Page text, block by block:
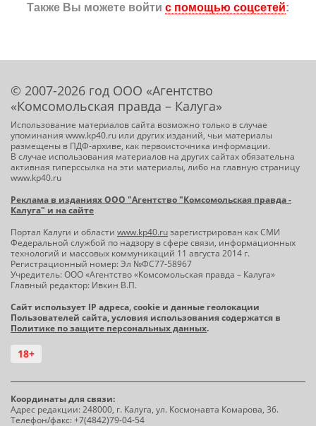
Также Вы можете войти с помощью соцсетей:
© 2007-2026 год ООО «Агентство
«Комсомольская правда – Калуга»
Использование материалов сайта возможно только в случае
упоминания www.kp40.ru или других изданий, чьи материалы
размещены в ПДФ-архиве, как первоисточника информации.
В случае использования материалов на других сайтах обязательна
активная гиперссылка на эти материалы, либо на главную страницу
www.kp40.ru
Реклама в изданиях ООО "Агентство "Комсомольская правда -
Калуга" и на сайте
Портал Калуги и области www.kp40.ruзарегистрирован как СМИ
Федеральной службой по надзору в сфере связи, информационных
технологий и массовых коммуникаций 11 августа 2014 г.
Регистрационный номер: Эл №ФС77-58967
Учредитель: ООО «Агентство «Комсомольская правда – Калуга»
Главный редактор: Ивкин В.П.
Сайт использует IP адреса, cookie и данные геолокации
Пользователей сайта, условия использования содержатся в
Политике по защите персональных данных.
18+
Координаты для связи:
Адрес редакции: 248000, г. Калуга, ул. Космонавта Комарова, 36.
Телефон/факс: +7(4842)79-04-54